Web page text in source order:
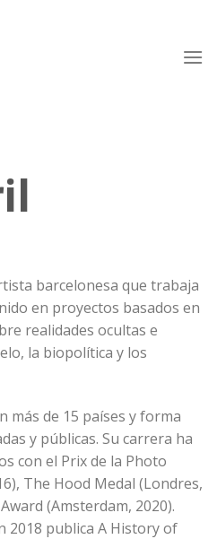
barcelonesa que trabaja
en proyectos basados en
realidades ocultas e
la biopolítica y los
más de 15 países y forma
y públicas. Su carrera ha
con el Prix de la Photo
The Hood Medal (Londres,
(Amsterdam, 2020).
2018 publica A History of